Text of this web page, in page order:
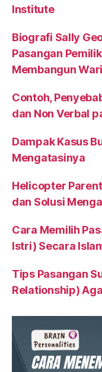
Institute
Biografi Sally
Pasangan
Membangun
Contoh,
dan Non Verbal
Dampak Kasus
Mengatasinya
Helicopter
dan Solusi
Cara Memilih
Istri) Secara
Tips Pasangan
Relationship)